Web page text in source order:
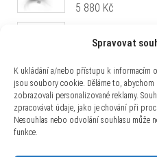
Spravovat
K ukládání a/nebo přístupu k informacím
jsou soubory cookie. Děláme to,
zobrazovali personalizované reklamy.
zpracovávat údaje, jako je chování při
Nesouhlas nebo odvolání souhlasu může
funkce.
5 880 Kč
1 160
Kč
Cutie Jewellery
2 63 mm
3 780Kč